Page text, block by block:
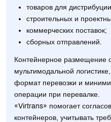
товаров для
строительных и
коммерческих поставок;
сборных отправлений.
Контейнерное размещение
мультимодальной
формат перевозки и
операции при перевалке.
«Virtrans» помогает
контейнеров, учитывать